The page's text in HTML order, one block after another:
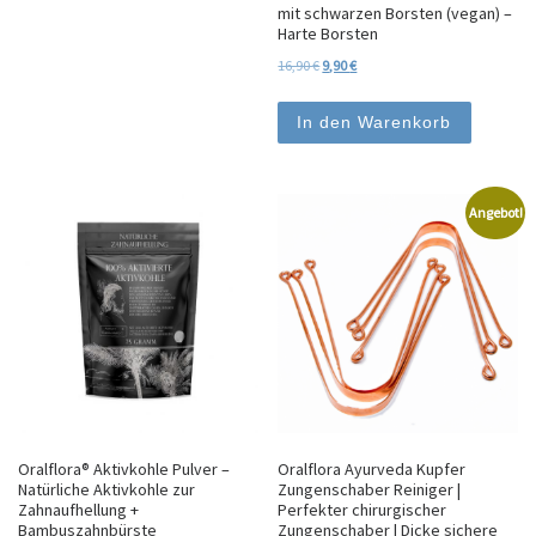
mit schwarzen Borsten (vegan) –
Harte Borsten
16,90€Ursprünglicher Preis war: 16,90 €
9,90€Aktueller Preis ist: 9,90 €.
In den Warenkorb
Oralflora® Aktivkohle Pulver –
Natürliche Aktivkohle zur
Zahnaufhellung +
Bambuszahnbürste
Angebot!
Oralflora Ayurveda Kupfer
Zungenschaber Reiniger |
Perfekter chirurgischer
Zungenschaber | Dicke sichere